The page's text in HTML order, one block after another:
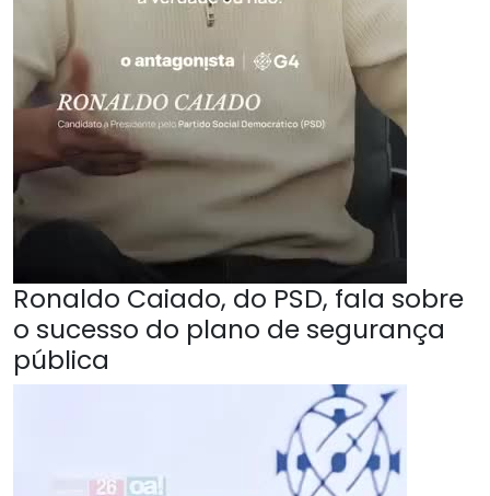
Ronaldo Caiado, do PSD, fala sobre
o sucesso do plano de segurança
pública